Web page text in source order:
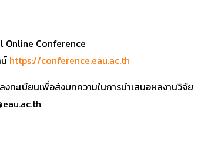
Online Conference
https://conference.eau.ac.th
งทะเบียนเพื่อส่งบทความในการนำเสนอผลงานวิจัย